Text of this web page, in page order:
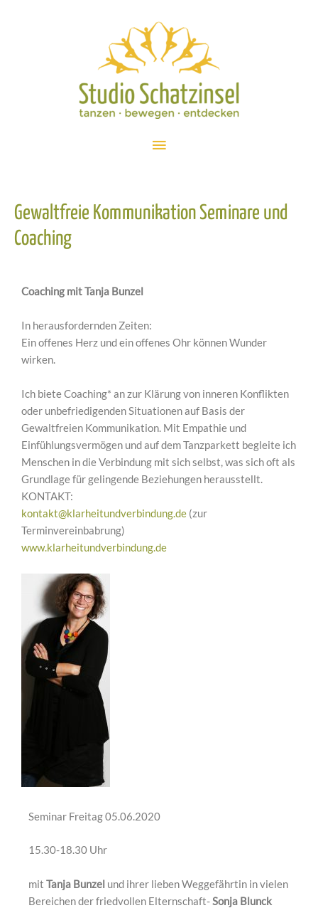
Gewaltfreie Kommunikation Seminare und
Coaching
Coaching mit Tanja Bunzel
In herausfordernden Zeiten:
Ein offenes Herz und ein offenes Ohr können Wunder
wirken.
Ich biete Coaching* an zur Klärung von inneren Konflikten
oder unbefriedigenden Situationen auf Basis der
Gewaltfreien Kommunikation. Mit Empathie und
Einfühlungsvermögen und auf dem Tanzparkett begleite ich
Menschen in die Verbindung mit sich selbst, was sich oft als
Grundlage für gelingende Beziehungen herausstellt.
KONTAKT:
kontakt@klarheitundverbindung.de (zur
Terminvereinbabrung)
www.klarheitundverbindung.de
Seminar Freitag 05.06.2020
15.30-18.30 Uhr
mit Tanja Bunzel und ihrer lieben Weggefährtin in vielen
Bereichen der friedvollen Elternschaft-Sonja Blunck